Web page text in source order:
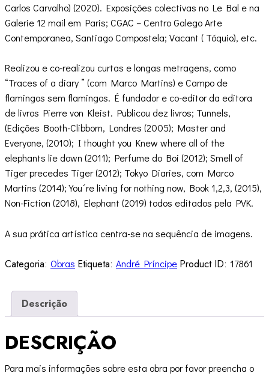
Carlos Carvalho) (2020). Exposições colectivas no Le Bal e na
Galerie 12 mail em Paris; CGAC – Centro Galego Arte
Contemporanea, Santiago Compostela; Vacant ( Tóquio), etc.
Realizou e co-realizou curtas e longas metragens, como
“Traces of a diary ” (com Marco Martins) e Campo de
flamingos sem flamingos. É fundador e co-editor da editora
de livros Pierre von Kleist. Publicou dez livros; Tunnels,
(Edições Booth-Clibborn, Londres (2005); Master and
Everyone, (2010); I thought you Knew where all of the
elephants lie down (2011); Perfume do Boi (2012); Smell of
Tiger precedes Tiger (2012); Tokyo Diaries, com Marco
Martins (2014); You´re living for nothing now, Book 1,2,3, (2015),
Non-Fiction (2018), Elephant (2019) todos editados pela PVK.
A sua prática artística centra-se na sequência de imagens.
Categoria: Obras Etiqueta: André Príncipe Product ID: 17861
Descrição
DESCRIÇÃO
Para mais informações sobre esta obra por favor preencha o